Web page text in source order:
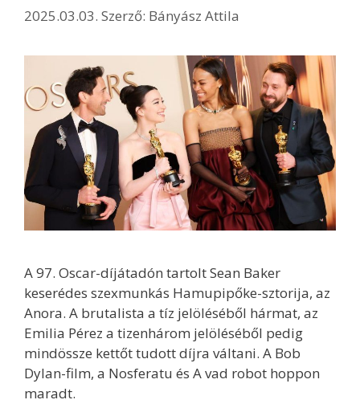
2025.03.03. Szerző: Bányász Attila
A 97. Oscar-díjátadón tartolt Sean Baker
keserédes szexmunkás Hamupipőke-sztorija, az
Anora. A brutalista a tíz jelöléséből hármat, az
Emilia Pérez a tizenhárom jelöléséből pedig
mindössze kettőt tudott díjra váltani. A Bob
Dylan-film, a Nosferatu és A vad robot hoppon
maradt.